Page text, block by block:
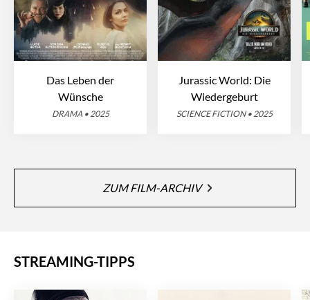
Das Leben der
Wünsche
DRAMA • 2025
Jurassic World: Die
Wiedergeburt
SCIENCE FICTION • 2025
ZUM FILM-ARCHIV
STREAMING-TIPPS